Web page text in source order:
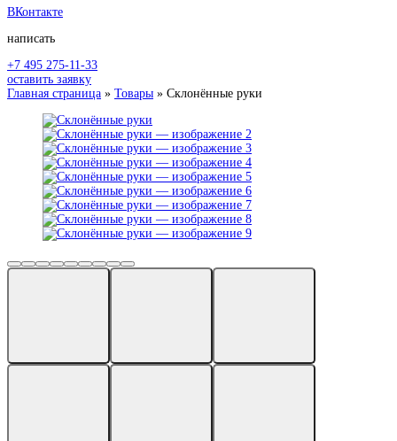
ВКонтакте
написать
+7 495 275-11-33
оставить заявку
Главная страница » Товары » Склонённые руки